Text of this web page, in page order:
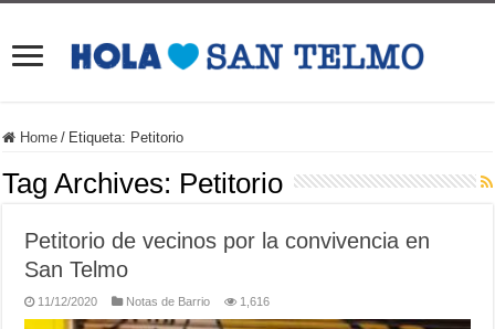
Home / Etiqueta: Petitorio
Tag Archives: Petitorio
Petitorio de vecinos por la convivencia en
San Telmo
11/12/2020 Notas de Barrio 1,616